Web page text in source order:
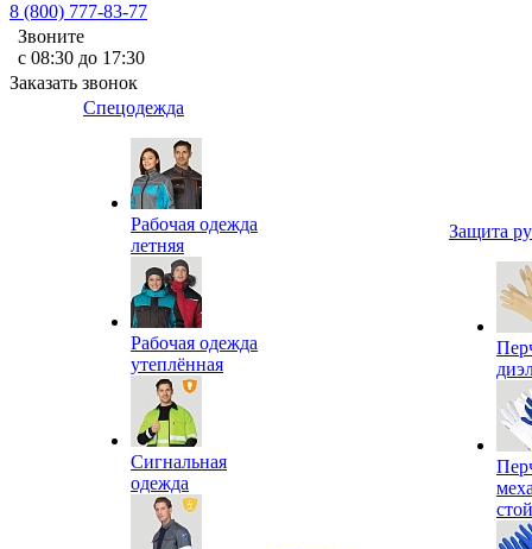
8 (800) 777-83-77
Звоните
с 08:30 до 17:30
Заказать звонок
Спецодежда
Рабочая одежда
летняя
Рабочая одежда
утеплённая
Сигнальная
одежда
Защита